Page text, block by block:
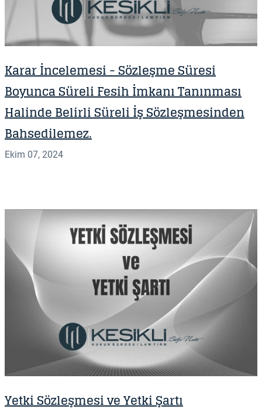
Karar İncelemesi - S özleşme Süresi
Boyunca Süreli Fesih İmkanı Tanınması
Halinde Belirli Süreli İş Sözleşmesinden
Bahsedilemez.
Ekim 07, 2024
Yetki Sözleşmesi ve Yetki Şartı